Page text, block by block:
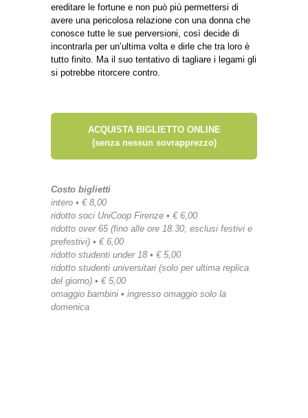
ereditare le fortune e non può più permettersi di
avere una pericolosa relazione con una donna che
conosce tutte le sue perversioni, così decide di
incontrarla per un’ultima volta e dirle che tra loro è
tutto finito. Ma il suo tentativo di tagliare i legami gli
si potrebbe ritorcere contro.
ACQUISTA BIGLIETTO ONLINE
(senza nessun sovrapprezzo)
Costo biglietti
intero • € 8,00
ridotto soci UniCoop Firenze • € 6,00
ridotto over 65 (fino alle ore 18.30, esclusi festivi e
prefestivi) • € 6,00
ridotto studenti under 18 • € 5,00
ridotto studenti universitari (solo per ultima replica
del giorno) • € 5,00
omaggio bambini • ingresso omaggio solo la
domenica